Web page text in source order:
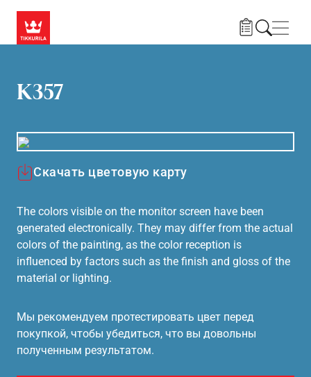
K357
Скачать цветовую карту
The colors visible on the monitor screen have been
generated electronically. They may differ from the actual
colors of the painting, as the color reception is
influenced by factors such as the finish and gloss of the
material or lighting.
Мы рекомендуем протестировать цвет перед
покупкой, чтобы убедиться, что вы довольны
полученным результатом.